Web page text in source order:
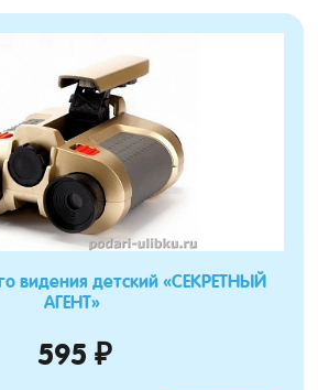
видения детский «СЕКРЕТНЫЙ
АГЕНТ»
595 ₽